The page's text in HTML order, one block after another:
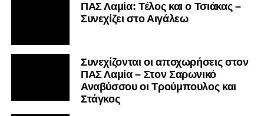
ΠΑΣ Λαμία: Τέλος και ο Τσιάκας –
Συνεχίζει στο Αιγάλεω
Συνεχίζονται οι αποχωρήσεις στον
ΠΑΣ Λαμία – Στον Σαρωνικό
Αναβύσσου οι Τρούμπουλος και
Στάγκος